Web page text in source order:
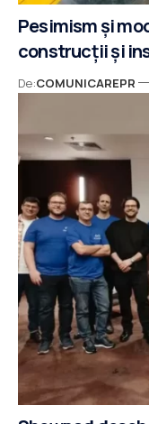
Pesimism și
construcții și
De:COMUNICAREPR